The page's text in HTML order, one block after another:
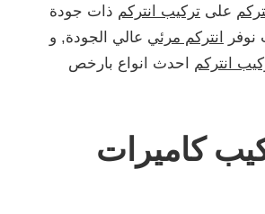
على تركيب انتركم ذات جودة
انتركم مرئي عالي الجودة, و
انتركم
احدث انواع بارخص
كاميرات